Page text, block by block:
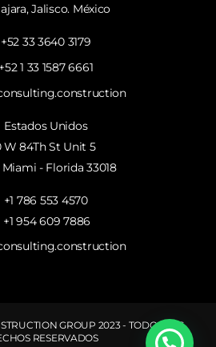
Jalisco. México
+52 33 3640 3179
+52 1 33 1587 6661
Estados Unidos
W 84Th St Unit 5
Miami - Florida 33018
+1 786 553 4570
+1 954 609 7886
GROUP 2023 - TODOS LOS
RESERVADOS